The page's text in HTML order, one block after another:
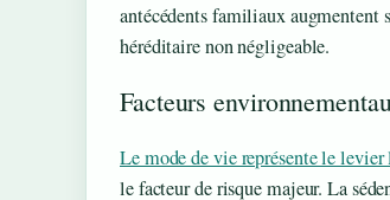
antécédents familiaux
héréditaire non négligeable.
Facteurs
Le mode de vie représente le
le facteur de risque majeur. La